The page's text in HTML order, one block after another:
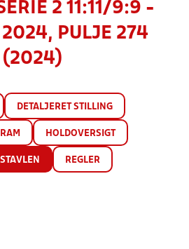
2 11:11/9:9 -
2024, PULJE 274
(2024)
DETALJERET STILLING
HOLDOVERSIGT
REGLER